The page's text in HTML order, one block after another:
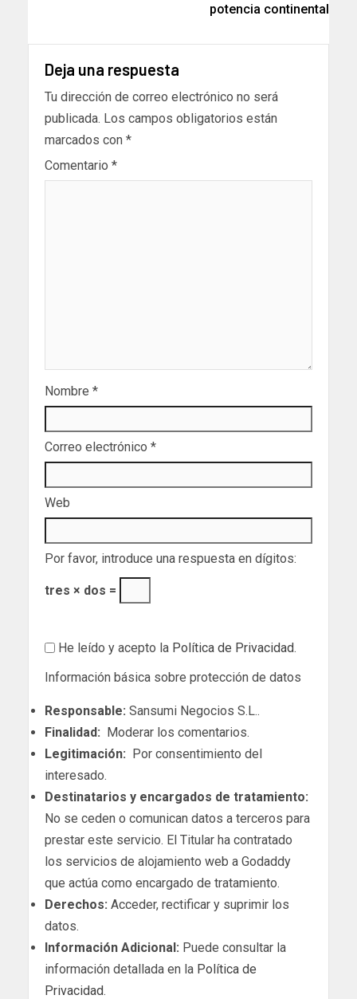
potencia continental
Deja una respuesta
Tu dirección de correo electrónico no será
publicada. Los campos obligatorios están
marcados con *
Comentario *
Nombre *
Correo electrónico *
Web
Por favor, introduce una respuesta en dígitos:
tres × dos =
He leído y acepto la Política de Privacidad.
Información básica sobre protección de datos
Responsable: Sansumi Negocios S.L..
Finalidad: Moderar los comentarios.
Legitimación: Por consentimiento del
interesado.
Destinatarios y encargados de tratamiento:
No se ceden o comunican datos a terceros para
prestar este servicio. El Titular ha contratado
los servicios de alojamiento web a Godaddy
que actúa como encargado de tratamiento.
Derechos: Acceder, rectificar y suprimir los
datos.
Información Adicional: Puede consultar la
información detallada en la Política de
Privacidad.